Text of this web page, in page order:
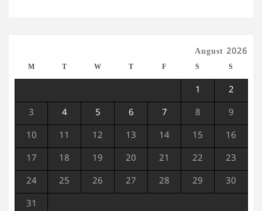
August 2026
M T W T F S S
1 2
3 4 5 6 7 8 9
10 11 12 13 14 15 16
17 18 19 20 21 22 23
24 25 26 27 28 29 30
31